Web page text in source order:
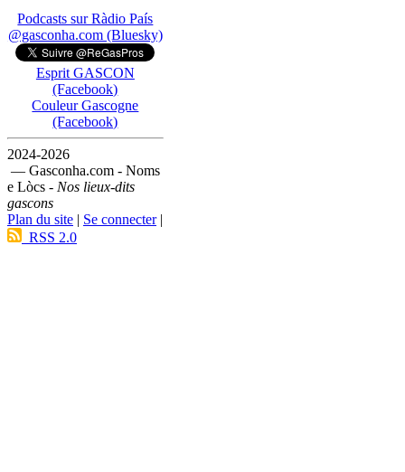
Podcasts sur Ràdio País
@gasconha.com (Bluesky)
Esprit GASCON
(Facebook)
Couleur Gascogne
(Facebook)
2024-2026
— Gasconha.com - Noms
e Lòcs - Nos lieux-dits
gascons
Plan du site | Se connecter|
RSS 2.0